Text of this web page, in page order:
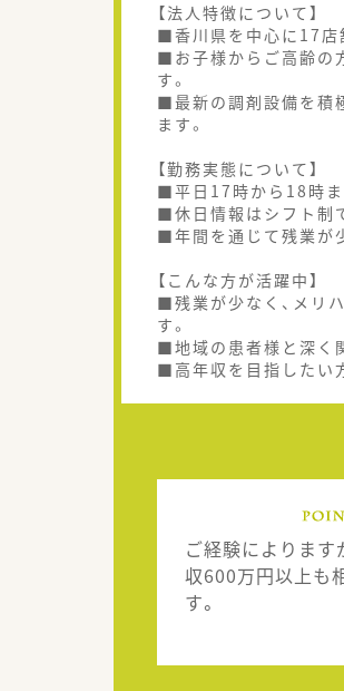
【法人特徴について】
■香川県を中心に17店
■お子様からご高齢の
す。
■最新の調剤設備を積
ます。
【勤務実態について】
■平日17時から18時ま
■休日情報はシフト制
■年間を通じて残業が
【こんな方が活躍中】
■残業が少なく、メリ
す。
■地域の患者様と深く
■高年収を目指したい
ご経験によります
収600万円以上も
す。